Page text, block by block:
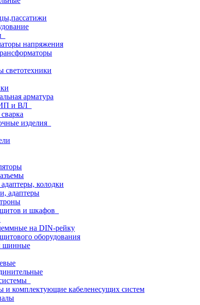
напряжения
светотехники
арматура
и ВЛ
изделия
колодки
адаптеры
и шкафов
на DIN-рейку
оборудования
шинные
и комплектующие кабеленесущих систем